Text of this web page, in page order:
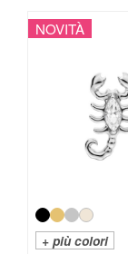
NOVITÀ
+ più colori